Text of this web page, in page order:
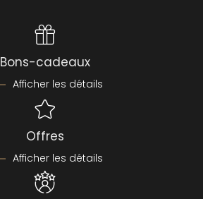
Bons-cadeaux
Afficher les détails
Offres
Afficher les détails